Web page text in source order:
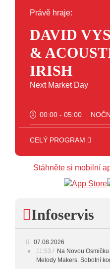
Právě hraje:
DAVID
&
IRISH
Next Market Day
00:00 - 05:00
05:00 - 09:00
09:00 - 11:00
16:00 - 17:00
18:00 - 19:00
CELÝ PROGRAM
Stáhněte si mobilní
Infoservis
07.08.2026
11:53
Na Novou
Melody Makers. Sobotní